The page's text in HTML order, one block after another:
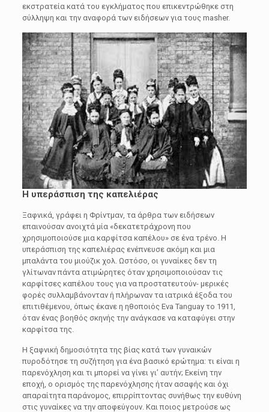
εκστρατεία κατά του εγκλήματος που επικεντρώθηκε στη
σύλληψη και την αναφορά των ειδήσεων για τους masher.
Η υπεράσπιση της καπελιέρας
Ξαφνικά, γράφει η Φρίντμαν, τα άρθρα των ειδήσεων
επαινούσαν ανοιχτά μία «δεκατετράχρονη που
χρησιμοποιούσε μια καρφίτσα καπέλου» σε ένα τρένο. Η
υπεράσπιση της καπελιέρας ενέπνευσε ακόμη και μια
μπαλάντα του μιούζικ χολ. Ωστόσο, οι γυναίκες δεν τη
γλίτωναν πάντα ατιμώρητες όταν χρησιμοποιούσαν τις
καρφίτσες καπέλου τους για να προστατευτούν- μερικές
φορές συλλαμβάνονταν ή πλήρωναν τα ιατρικά έξοδα του
επιτιθέμενου, όπως έκανε η ηθοποιός Eva Tanguay το 1911,
όταν ένας βοηθός σκηνής την ανάγκασε να καταφύγει στην
καρφίτσα της.
Η ξαφνική δημοσιότητα της βίας κατά των γυναικών
πυροδότησε τη συζήτηση για ένα βασικό ερώτημα: τι είναι η
παρενόχληση και τι μπορεί να γίνει γι’ αυτήν; Εκείνη την
εποχή, ο ορισμός της παρενόχλησης ήταν ασαφής και όχι
απαραίτητα παράνομος, επιρρίπτοντας συνήθως την ευθύνη
στις γυναίκες να την αποφεύγουν. Και ποιος μετρούσε ως